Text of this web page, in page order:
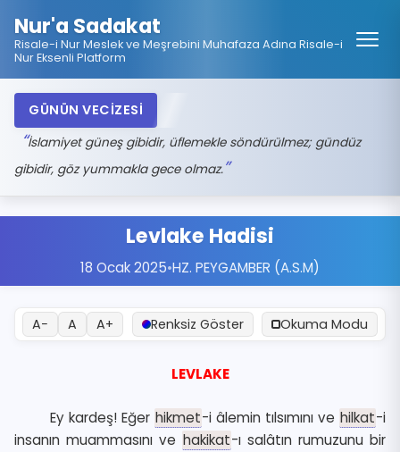
Nur'a Sadakat
Risale-i Nur Meslek ve Meşrebini Muhafaza Adına Risale-i
Nur Eksenli Platform
GÜNÜN VECİZESİ
İslamiyet güneş gibidir, üflemekle söndürülmez; gündüz
gibidir, göz yummakla gece olmaz.
Levlake Hadisi
18 Ocak 2025•HZ. PEYGAMBER (A.S.M)
A− A A+ Renksiz Göster Okuma Modu
LEVLAKE
Ey kardeş! Eğer hikmet-i âlemin tılsımını ve hilkat-i
insanın muammasını ve hakikat-ı salâtın rumuzunu bir